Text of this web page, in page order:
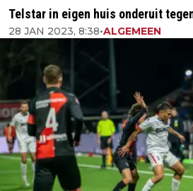
Telstar in eigen huis onderuit
28 JAN 2023, 8:38•ALGEMEEN